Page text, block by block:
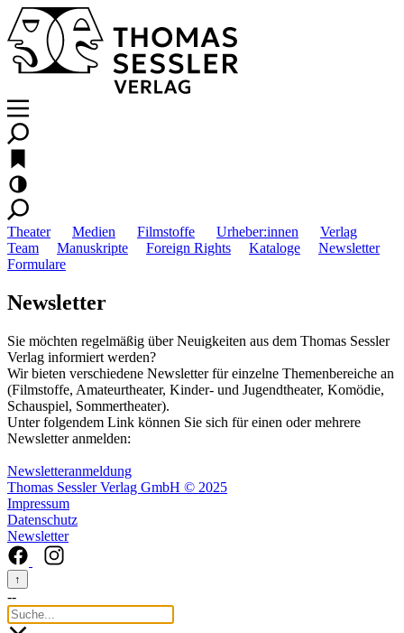
Theater Medien Filmstoffe Urheber:innen
Verlag
Team
Manuskripte Foreign Rights Kataloge
Newsletter
Formulare
Newsletter
Sie möchten regelmäßig über Neuigkeiten aus dem Thomas Sessler
Verlag informiert werden?
Wir bieten verschiedene Newsletter für einzelne Themenbereiche an
(Filmstoffe, Amateurtheater, Kinder- und Jugendtheater, Komödie,
Schauspiel, Sommertheater).
Unter folgendem Link können Sie sich für einen oder mehrere
Newsletter anmelden:
Newsletteranmeldung
Thomas Sessler Verlag GmbH © 2025
Impressum
Datenschutz
Newsletter
↑
--